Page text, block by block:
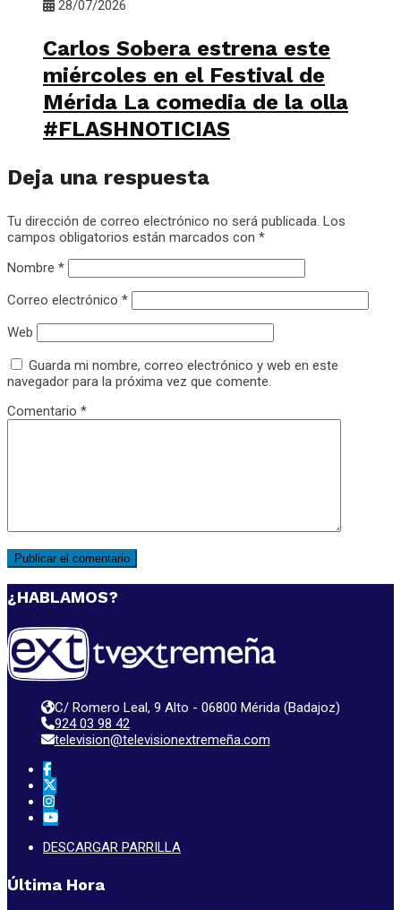
28/07/2026
Carlos Sobera estrena este
miércoles en el Festival de
Mérida La comedia de la olla
#FLASHNOTICIAS
Deja una respuesta
Tu dirección de correo electrónico no será publicada. Los
campos obligatorios están marcados con *
Nombre *
Correo electrónico *
Web
Guarda mi nombre, correo electrónico y web en este
navegador para la próxima vez que comente.
Comentario *
¿HABLAMOS?
C/ Romero Leal, 9 Alto - 06800 Mérida (Badajoz)
924 03 98 42
television@televisionextremeña.com
DESCARGAR PARRILLA
Última Hora